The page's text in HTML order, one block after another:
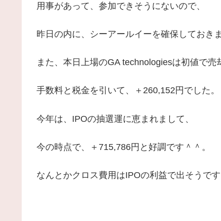
用事があって、参加できそうにないので、
昨日の内に、シーアールイーを確保しておきま
また、本日上場のGA technologiesは初値で売
手数料と税金を引いて、＋260,152円でした。
今年は、IPOの抽選運に恵まれまして、
今の時点で、＋715,786円と好調です＾＾。
なんとかクロス費用はIPOの利益で出そうです